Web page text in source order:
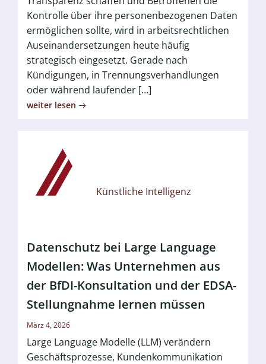
Kontrolle über ihre personenbezogenen Daten
ermöglichen sollte, wird in arbeitsrechtlichen
Auseinandersetzungen heute häufig
strategisch eingesetzt. Gerade nach
Kündigungen, in Trennungsverhandlungen
oder während laufender […]
weiter lesen
Künstliche Intelligenz
Datenschutz bei Large Language
Modellen: Was Unternehmen aus
der BfDI-Konsultation und der EDSA-
Stellungnahme lernen müssen
März 4, 2026
Large Language Modelle (LLM) verändern
Geschäftsprozesse, Kundenkommunikation